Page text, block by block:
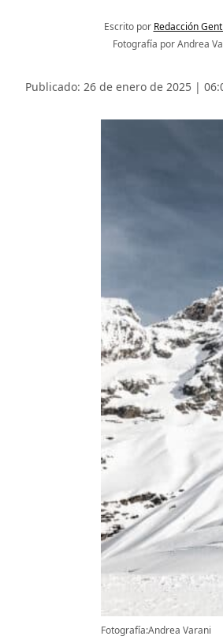
Escrito por Redacción
Fotografía por Andrea
Publicado: 26 de enero de 2025 |
Fotografía:Andrea Varani